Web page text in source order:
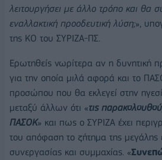
λειτουργήσει με άλλο τρόπο και θα
εναλλακτική προοδευτική λύση;»,
της ΚΟ του ΣΥΡΙΖΑ-ΠΣ.
Ερωτηθείς νωρίτερα αν η δυνητική
για την οποία μιλά αφορά και το
προσώπου που θα εκλεγεί στην
μεταξύ άλλων ότι «τις
ΠΑΣΟΚ» και πως ο ΣΥΡΙΖΑ έχει
του απόφαση το ζήτημα της μεγάλης
συνεργασίας και συμμαχίας. «